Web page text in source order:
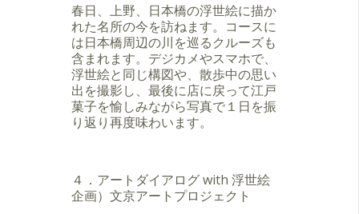
春日、上野、日本橋の浮世絵に描か
れた名所の今を訪ねます。コースに
は日本橋周辺の川を巡るクルーズも
含まれます。デジカメやスマホで、
浮世絵と同じ構図や、散歩中の思い
出を撮影し、最後に店に戻って江戸
菓子を愉しみながら写真で１日を振
り返り再度味わいます。
４．アートダイアログ with 浮世絵
企画）文京アートプロジェクト